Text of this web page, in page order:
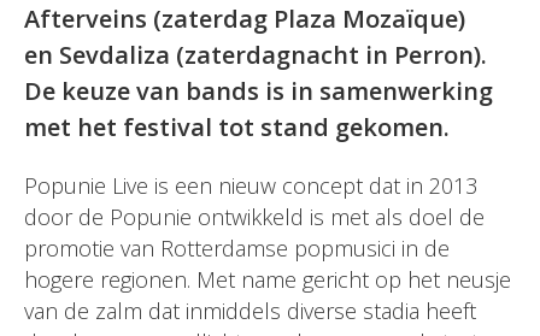
Afterveins (zaterdag Plaza Mozaïque)
en Sevdaliza (zaterdagnacht in Perron).
De keuze van bands is in samenwerking
met het festival tot stand gekomen.
Popunie Live is een nieuw concept dat in 2013
door de Popunie ontwikkeld is met als doel de
promotie van Rotterdamse popmusici in de
hogere regionen. Met name gericht op het neusje
van de zalm dat inmiddels diverse stadia heeft